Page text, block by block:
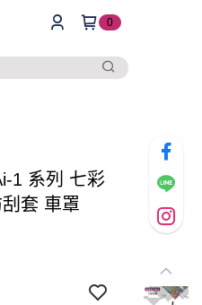
0
1 系列 七彩
套 車罩